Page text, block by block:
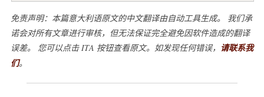
免责声明：本篇意大利语原文的中文翻译由自动工具生成。 我们承
诺会对所有文章进行审核，但无法保证完全避免因软件造成的翻译
误差。 您可以点击 ITA 按钮查看原文。如发现任何错误， 请联系我
们。